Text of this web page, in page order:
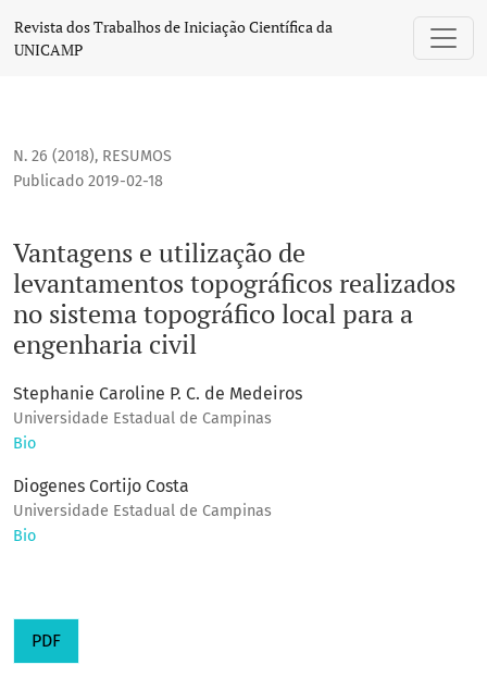
Vantagens e utilização de levantamentos topográficos
Revista dos Trabalhos de Iniciação Científica da
UNICAMP
N. 26 (2018), RESUMOS
Vantagens e utilização de
levantamentos topográficos realizados
no sistema topográfico local para a
engenharia civil
Publicado 2019-02-18
Stephanie Caroline P. C. de Medeiros
Universidade Estadual de Campinas
Bio
Diogenes Cortijo Costa
Universidade Estadual de Campinas
Bio
PDF